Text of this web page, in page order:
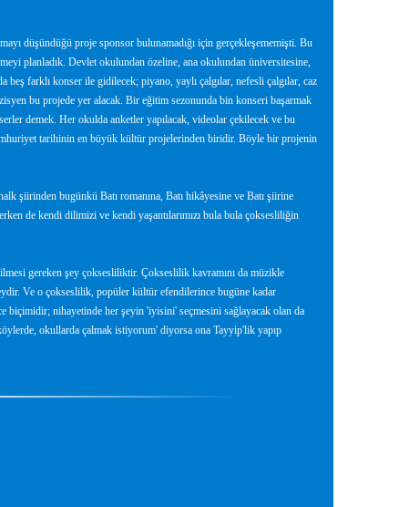
düşündüğü proje sponsor bulunamadığı için gerçekleşememişti. Bu
planladık. Devlet okulundan özeline, ana okulundan üniversitesine,
farklı konser ile gidilecek; piyano, yaylı çalgılar, nefesli çalgılar, caz
bu projede yer alacak. Bir eğitim sezonunda bin konseri başarmak
demek. Her okulda anketler yapılacak, videolar çekilecek ve bu
tarihinin en büyük kültür projelerinden biridir. Böyle bir projenin
şiirinden bugünkü Batı romanına, Batı hikâyesine ve Batı şiirine
de kendi dilimizi ve kendi yaşantılarımızı bula bula çoksesliliğin
gereken şey çoksesliliktir. Çokseslilik kavramını da müzikle
Ve o çokseslilik, popüler kültür efendilerince bugüne kadar
biçimidir; nihayetinde her şeyin 'iyisini' seçmesini sağlayacak olan da
okullarda çalmak istiyorum' diyorsa ona Tayyip'lik yapıp